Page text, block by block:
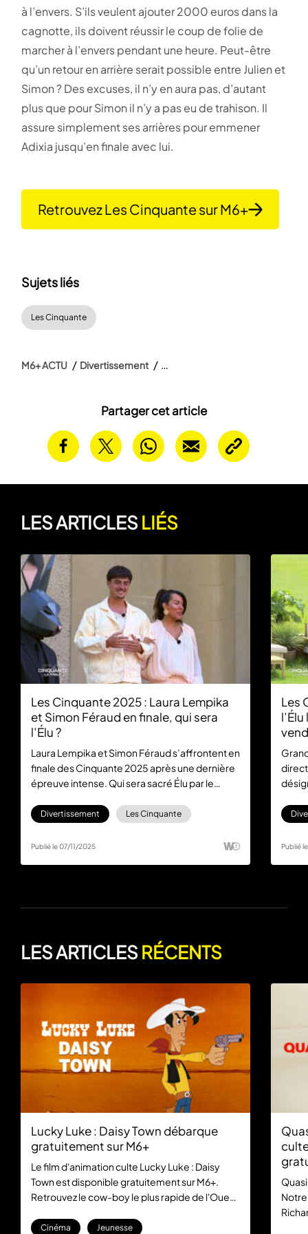
Partager cet article
à l’envers. S’ils veulent ajouter 2000 euros dans la
cagnotte, ils doivent réussir le coup de folie de
marcher à l’envers pendant une heure. Peut-être
qu’un retour en arrière serait possible entre Julien et
Simon ? Des excuses, il n’y en aura pas, d’autant
plus que pour Simon il n’y a pas eu de trahison. Il
assure simplement ses arrières pour emmener
Adixia jusqu’en finale avec lui.
Retrouvez Les Cinquante sur M6+
Sujets liés
Les Cinquante
M6+ ACTU Divertissement
LES ARTICLESLIÉS
Les Cinquante 2025 : Laura Lempika
et Simon Féraud en finale, qui sera
l’Élu ?
Laura Lempika et Simon Féraud s’affrontent en
finale des Cinquante 2025 après une dernière
épreuve intense. Qui sera sacré Élu par le
Divertissement Les Cinquante
Publié le 07/11/2025
Les
direct
Publié
LES ARTICLESRÉCENTS
Lucky Luke : Daisy Town débarque
gratuitement sur M6+
Le film d'animation culte Lucky Luke : Daisy
Town est disponible gratuitement sur M6+.
Retrouvez le cow-boy le plus rapide de l'Ouest
abonnement.
Cinéma Jeunesse